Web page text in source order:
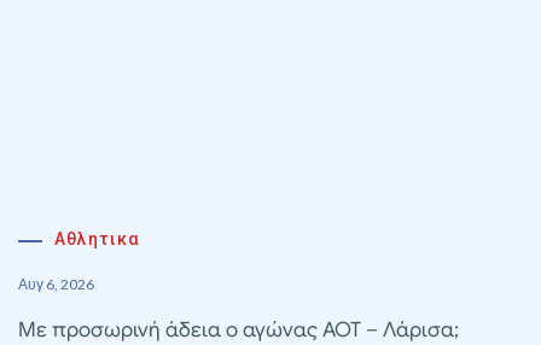
Αθλητικα
Αυγ 6, 2026
Με προσωρινή άδεια ο αγώνας ΑΟΤ – Λάρισα;